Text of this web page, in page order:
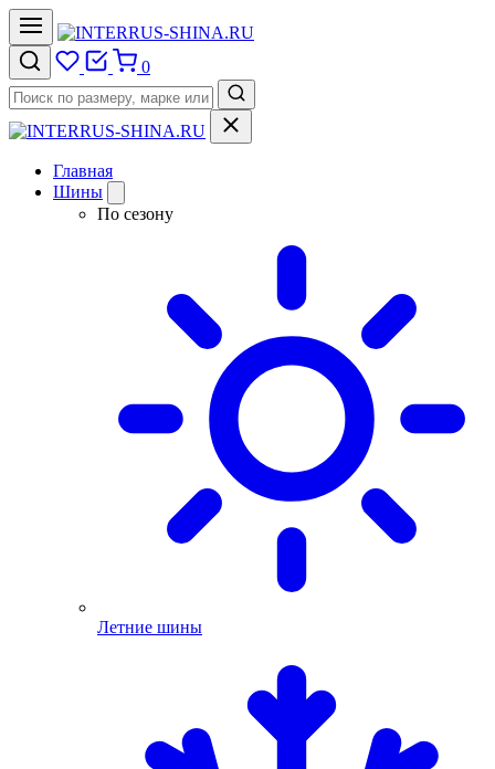
0
Главная
Шины
По сезону
Летние шины